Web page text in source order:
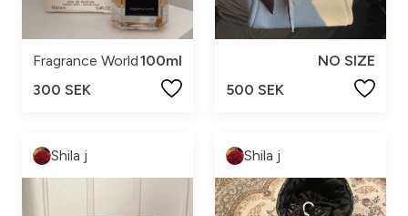
Fragrance World100ml
300 SEK
NO SIZE
500 SEK
Shila j Shila j